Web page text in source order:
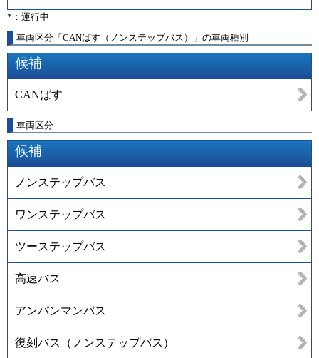
*：運行中
車両区分「CANばす（ノンステップバス）」の車両種別
候補
CANばす
車両区分
候補
ノンステップバス
ワンステップバス
ツーステップバス
高速バス
アンパンマンバス
復刻バス（ノンステップバス）